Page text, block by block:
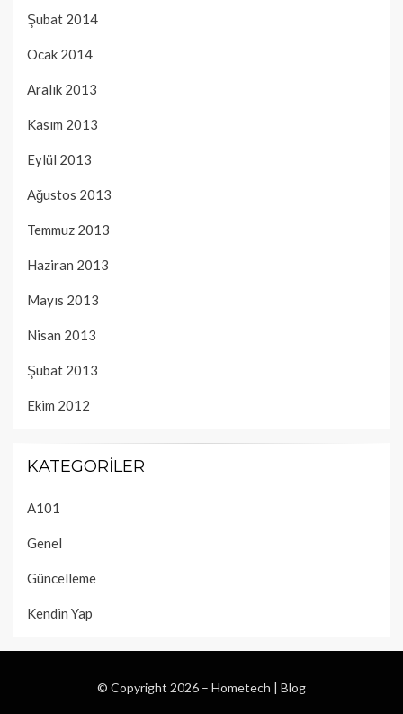
Şubat 2014
Ocak 2014
Aralık 2013
Kasım 2013
Eylül 2013
Ağustos 2013
Temmuz 2013
Haziran 2013
Mayıs 2013
Nisan 2013
Şubat 2013
Ekim 2012
KATEGORILER
A101
Genel
Güncelleme
Kendin Yap
© Copyright 2026 – Hometech | Blog